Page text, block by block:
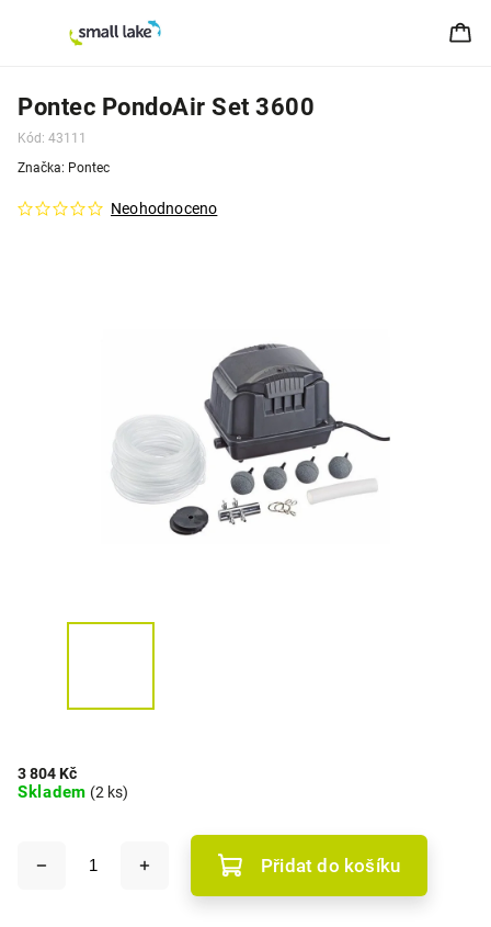
Pontec PondoAir Set 3600
Kód: 43111
Neohodnoceno
Značka: Pontec
3 804 Kč
Skladem (2 ks)
Přidat do košíku